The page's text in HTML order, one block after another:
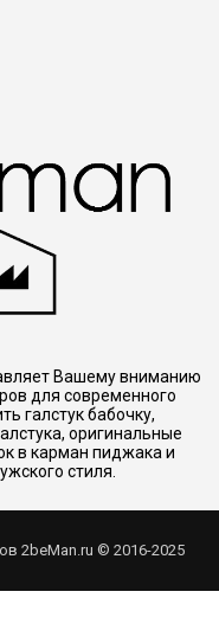
Вашему вниманию
для современного
галстук бабочку,
оригинальные
в карман пиджака и
стиля.
2beMan.ru © 2016-2025